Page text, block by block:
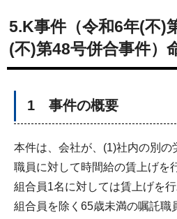
5.K事件（令和6年(不)
(不)第48号併合事件）
1 事件の概要
本件は、会社が、(1)社内の別の
職員に対して時間給の賃上げを
組合員1名に対しては賃上げを
組合員を除く65歳未満の嘱託職